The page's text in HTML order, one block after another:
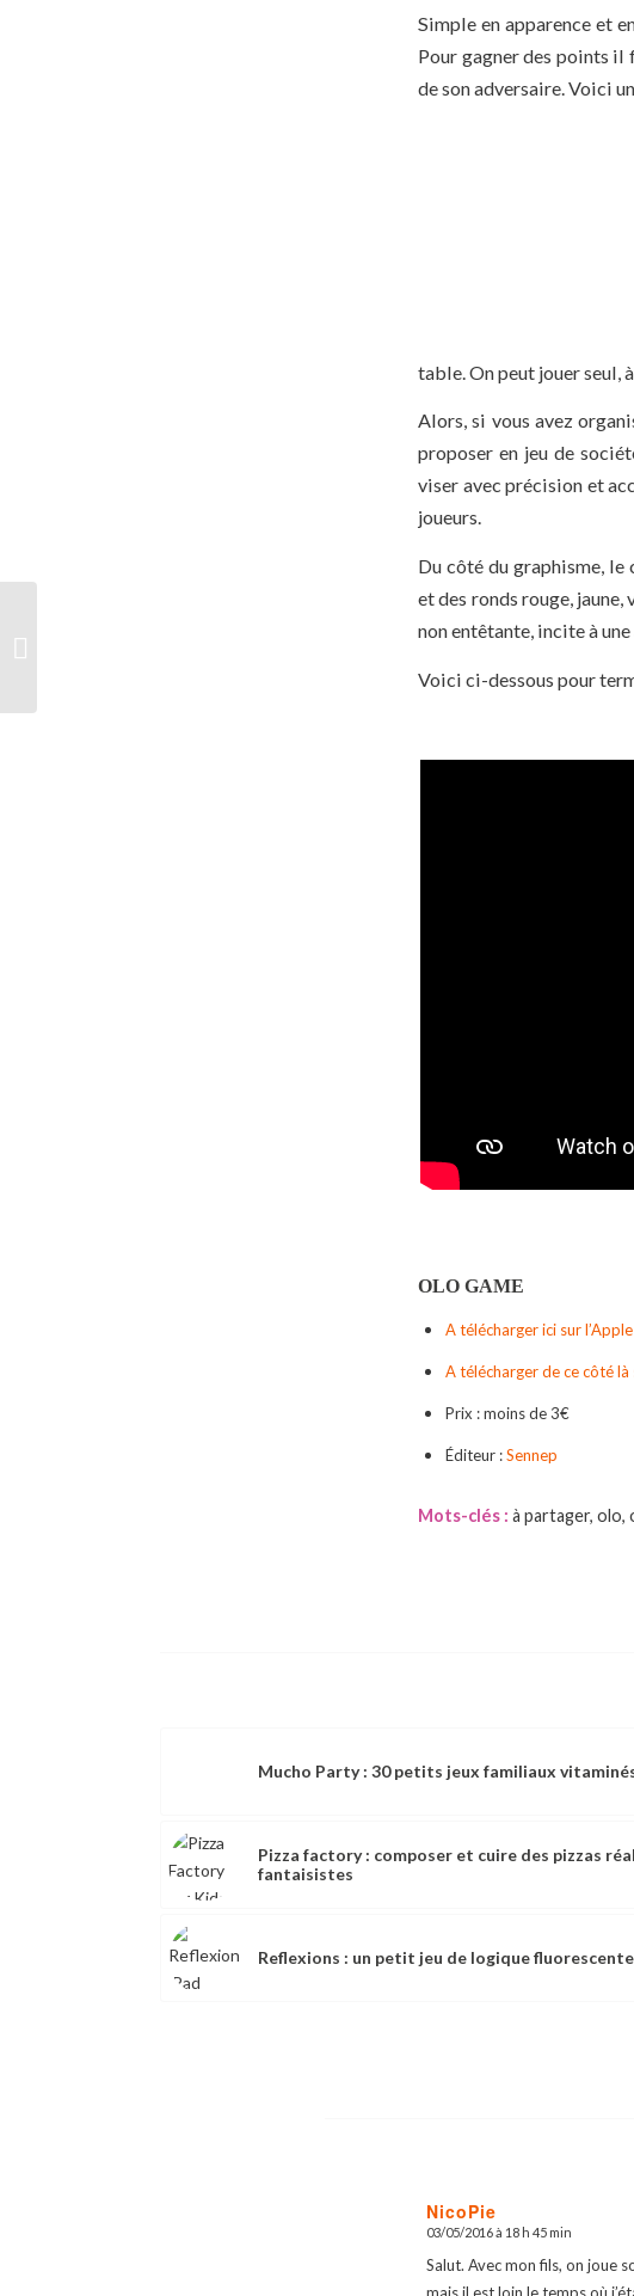
Simple en apparence et
Pour gagner des points il
de son adversaire. Voici
table. On peut jouer seul,
Alors, si vous avez
proposer en jeu de
viser avec précision et
joueurs.
Du côté du graphisme, le
et des ronds rouge,
non entêtante, incite à
Voici ci-dessous pour
OLO GAME
A télécharger ici sur
A télécharger de ce côté
Prix : moins de 3€
Éditeur :Sennep
Mots-clés : à partager, olo,
Mucho Party : 30 petits jeux familiaux
Pizza factory : composer et cuire des pizzas
fantaisistes
Reflexions : un petit jeu de logique fluorescente
NicoPie
dit
03/05/2016 à 18 h 45 min
Salut. Avec mon fils, on joue
mais il est loin le temps où